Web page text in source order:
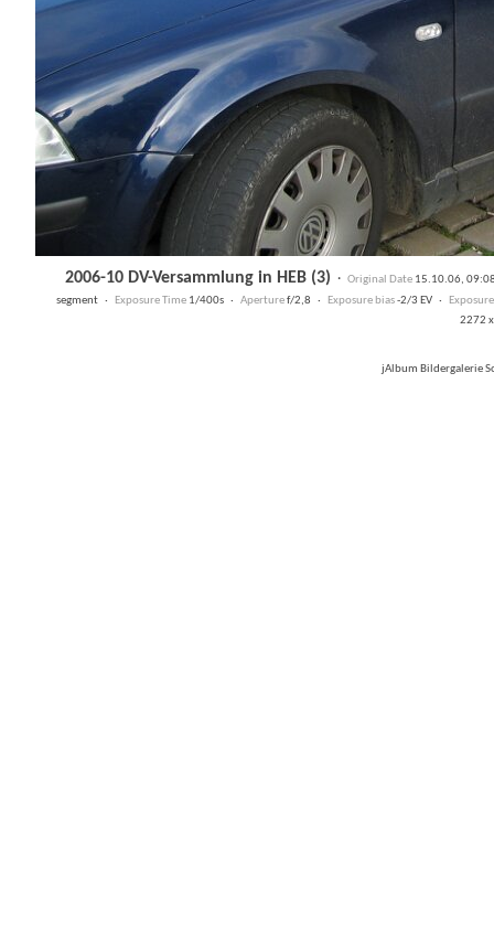
2006-10 DV-Versammlung in HEB (3) · Original Date15.10.06,
segment ·
Exposure Time1/400s · Aperturef/2,8 · Exposure bias-2/3 EV ·
2272
jAlbum Bildergalerie